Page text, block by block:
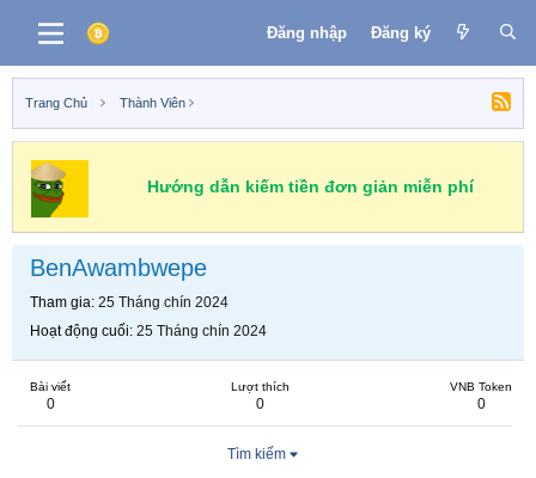
Đăng nhập Đăng ký
Trang Chủ Thành Viên
Hướng dẫn kiếm tiền đơn giản miễn phí
BenAwambwepe
Tham gia 25 Tháng chín 2024
Hoạt động cuối 25 Tháng chín 2024
Bài viết
0
Lượt thích
0
VNB Token
0
Tìm kiếm